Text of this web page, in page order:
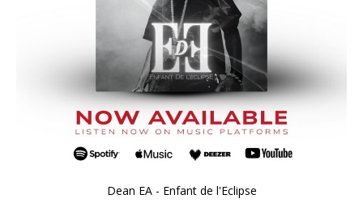
Dean EA - Enfant de l'Eclipse